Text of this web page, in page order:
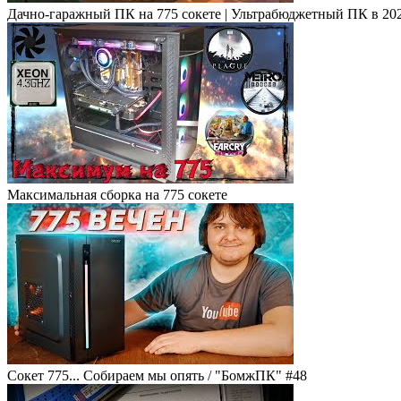
Дачно-гаражный ПК на 775 сокете | Ультрабюджетный ПК в
Максимальная сборка на 775 сокете
Сокет 775... Собираем мы опять / "БомжПК" #48